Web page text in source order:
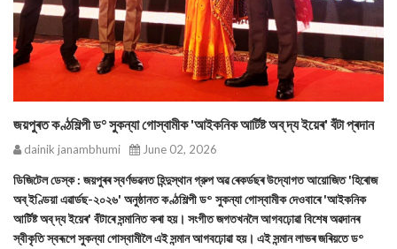
জয়পুৰত কণ্ঠশিল্পী ড° সুকন্যা গোস্বামীক 'আইকনিক আর্টিষ্ট অব্ দ্য ইয়েৰ' বঁটা প্ৰদান
dainik janambhumi June 02, 2026
ডিজিটেল ডেস্ক : জয়পুৰৰ স্বৰ্ণভৱনত হিন্দুস্থান গ্রুপ অৱ ৰেকৰ্ডছৰ উদ্যোগত আয়োজিত 'হিৰোজ
অব্ ইণ্ডিয়া এৱাৰ্ডছ-২০২৬' অনুষ্ঠানত কণ্ঠশিল্পী ড° সুকন্যা গোস্বামীক দেওবাৰে 'আইকনিক
আৰ্টিষ্ট অব্ দ্য ইয়েৰ' বঁটাৰে সন্মানিত কৰা হয়। সংগীত জগতখনলৈ আগবঢ়োৱা বিশেষ অৱদানৰ
স্বীকৃতি স্বৰূপে সুকন্যা গোস্বামীলৈ এই সন্মান আগবঢ়োৱা হয়। এই সন্মান লাভৰ জৰিয়তে ড°